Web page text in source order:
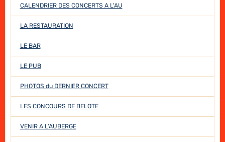
CALENDRIER DES CONCERTS A L'AU
LA RESTAURATION
LE BAR
LE PUB
PHOTOS du DERNIER CONCERT
LES CONCOURS DE BELOTE
VENIR A L'AUBERGE